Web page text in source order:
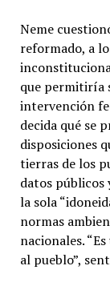
Neme
reformado, a
que permitiría
intervención
decida qué se
disposiciones
tierras de los
datos públicos
la sola
normas
nacionales.
al pueblo”,